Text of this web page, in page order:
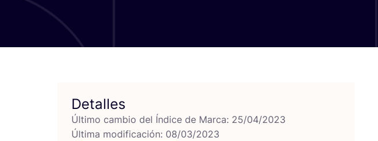
Detalles
Último cambio del Índice de Marca: 25/04/2023
Última modificación: 08/03/2023